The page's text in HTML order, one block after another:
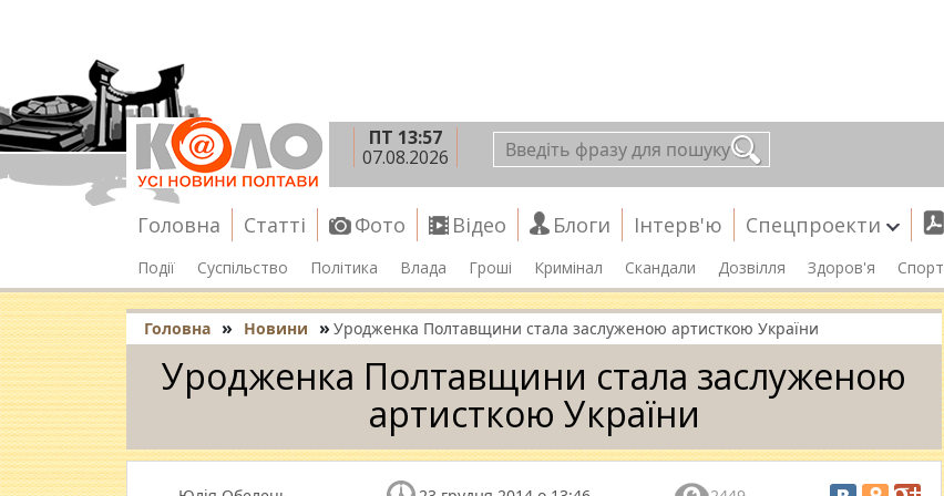
ПТ 13:57
07.08.2026
Головна Статті Фото Відео Блоги Інтерв'ю Спецпроекти
Події Суспільство Політика Влада Гроші Кримінал Скандали Дозвілля Здоров'я Спорт
Головна » Новини » Уродженка Полтавщини стала заслуженою артисткою України
Уродженка Полтавщини стала заслуженою
артисткою України